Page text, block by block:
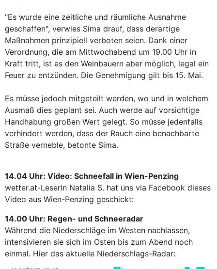
"Es wurde eine zeitliche und räumliche Ausnahme
geschaffen", verwies Sima drauf, dass derartige
Maßnahmen prinzipiell verboten seien. Dank einer
Verordnung, die am Mittwochabend um 19.00 Uhr in
Kraft tritt, ist es den Weinbauern aber möglich, legal ein
Feuer zu entzünden. Die Genehmigung gilt bis 15. Mai.
Es müsse jedoch mitgeteilt werden, wo und in welchem
Ausmaß dies geplant sei. Auch werde auf vorsichtige
Handhabung großen Wert gelegt. So müsse jedenfalls
verhindert werden, dass der Rauch eine benachbarte
Straße verneble, betonte Sima.
14.04 Uhr: Video: Schneefall in Wien-Penzing
wetter.at-Leserin Natalia S. hat uns via Facebook dieses
Video aus Wien-Penzing geschickt:
14.00 Uhr: Regen- und Schneeradar
Während die Niederschläge im Westen nachlassen,
intensivieren sie sich im Osten bis zum Abend noch
einmal. Hier das aktuelle Niederschlags-Radar: